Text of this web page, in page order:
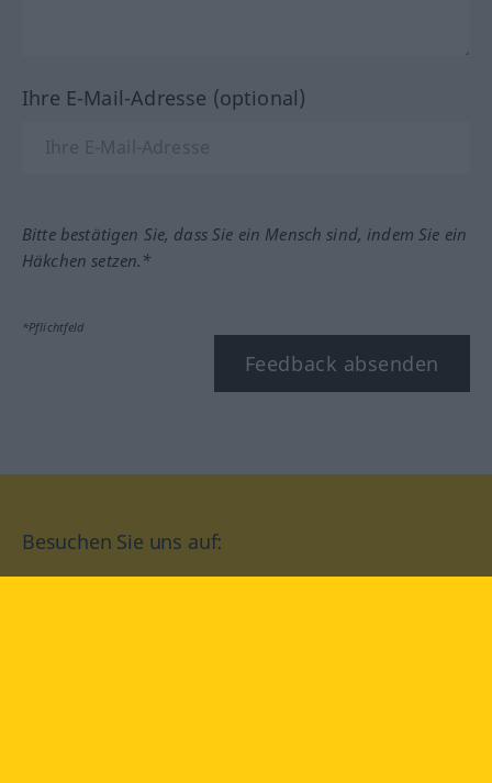
Ihre E-Mail-Adresse (optional)
Bitte bestätigen Sie, dass Sie ein Mensch sind, indem Sie ein
Häkchen setzen.*
*Pflichtfeld
Feedback absenden
Besuchen Sie uns auf: